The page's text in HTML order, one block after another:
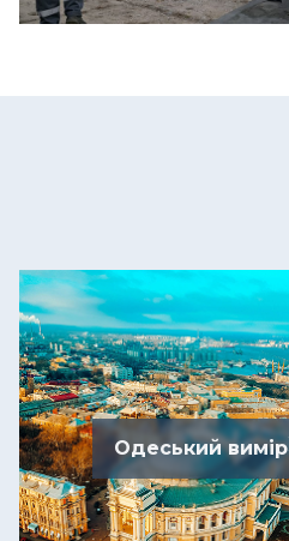
Одеський вимір